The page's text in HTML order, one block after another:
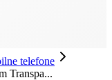
telefone
Transpa...